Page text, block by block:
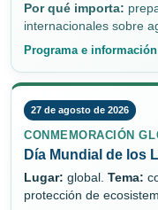
Por qué importa:
internacionales sobre
Programa e
27 de agosto de 2026
CONMEMORACIÓN
Día Mundial de los
Lugar: global. Tema:
protección de